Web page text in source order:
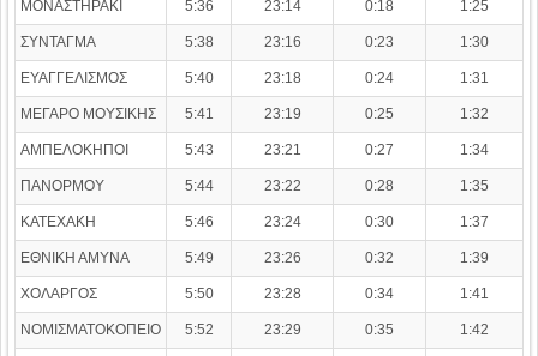
ΜΟΝΑΣΤΗΡΑΚΙ 5:36 23:14 0:18 1:25
ΣΥΝΤΑΓΜΑ 5:38 23:16 0:23 1:30
ΕΥΑΓΓΕΛΙΣΜΟΣ 5:40 23:18 0:24 1:31
ΜΕΓΑΡΟ ΜΟΥΣΙΚΗΣ 5:41 23:19 0:25 1:32
ΑΜΠΕΛΟΚΗΠΟΙ 5:43 23:21 0:27 1:34
ΠΑΝΟΡΜΟΥ 5:44 23:22 0:28 1:35
ΚΑΤΕΧΑΚΗ 5:46 23:24 0:30 1:37
ΕΘΝΙΚΗ ΑΜΥΝΑ 5:49 23:26 0:32 1:39
ΧΟΛΑΡΓΟΣ 5:50 23:28 0:34 1:41
ΝΟΜΙΣΜΑΤΟΚΟΠΕΙΟ 5:52 23:29 0:35 1:42